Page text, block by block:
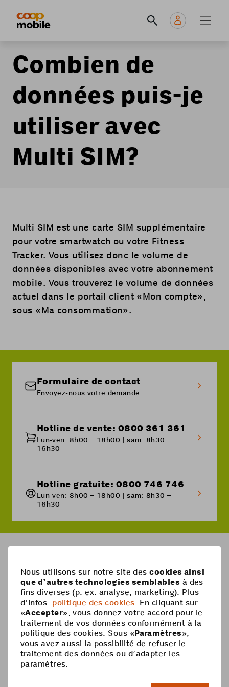
principale
Combien de
données puis-je
utiliser avec
Multi SIM?
Multi SIM est une carte SIM supplémentaire
pour votre smartwatch ou votre Fitness
Tracker. Vous utilisez donc le volume de
données disponibles avec votre abonnement
mobile. Vous trouverez le volume de données
actuel dans le portail client «Mon compte»,
sous «Ma consommation».
Formulaire de contact
Envoyez-nous votre demande
Hotline de vente: 0800 361 361
Lun-ven: 8h00 – 18h00 | sam: 8h30 –
16h30
Hotline gratuite: 0800 746 746
Lun-ven: 8h00 – 18h00 | sam: 8h30 –
16h30
Pied
de
page
Mobile
Abonnements mobiles
Carte Prepaid
Options
Aide
Supercard
Recharge Prepaid
Coop Mobile
Contact
FR
Nous utilisons sur notre site descookies ainsi
que d’autres technologies semblables à des
fins diverses (p. ex. analyse, marketing). Plus
d’infos: politique des cookies . En cliquant sur
«Accepter», vous donnez votre accord pour le
traitement de vos données conformément à la
politique des cookies. Sous «Paramètres»,
vous avez aussi la possibilité de refuser le
traitement des données ou d’adapter les
paramètres.